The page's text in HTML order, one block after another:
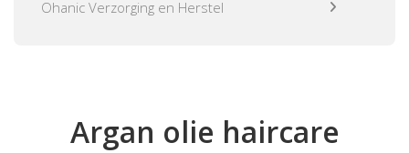
Ohanic Verzorging en Herstel
Argan olie haircare